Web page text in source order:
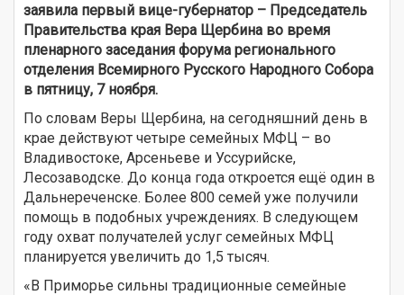
заявила первый вице-губернатор – Председатель
Правительства края Вера Щербина во время
пленарного заседания форума регионального
отделения Всемирного Русского Народного Собора
в пятницу, 7 ноября.
По словам Веры Щербина, на сегодняшний день в
крае действуют четыре семейных МФЦ – во
Владивостоке, Арсеньеве и Уссурийске,
Лесозаводске. До конца года откроется ещё один в
Дальнереченске. Более 800 семей уже получили
помощь в подобных учреждениях. В следующем
году охват получателей услуг семейных МФЦ
планируется увеличить до 1,5 тысяч.
«В Приморье сильны традиционные семейные